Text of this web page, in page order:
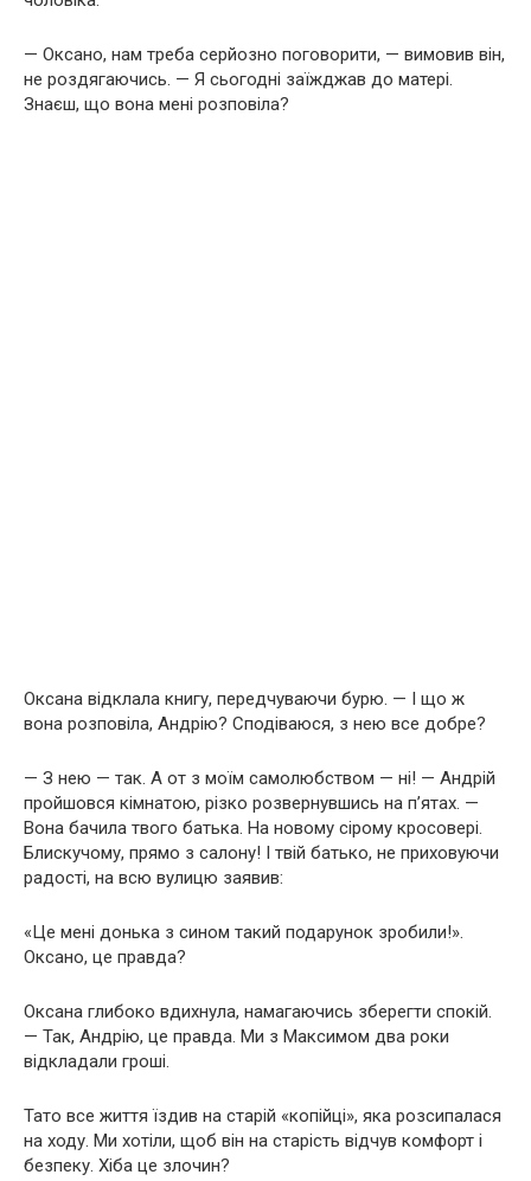
— Оксано, нам треба серйозно поговорити, — вимовив він,
не роздягаючись. — Я сьогодні заїжджав до матері.
Знаєш, що вона мені розповіла?
Оксана відклала книгу, передчуваючи бурю. — І що ж
вона розповіла, Андрію? Сподіваюся, з нею все добре?
— З нею — так. А от з моїм самолюбством — ні! — Андрій
пройшовся кімнатою, різко розвернувшись на п’ятах. —
Вона бачила твого батька. На новому сірому кросовері.
Блискучому, прямо з салону! І твій батько, не приховуючи
радості, на всю вулицю заявив:
«Це мені донька з сином такий подарунок зробили!».
Оксано, це правда?
Оксана глибоко вдихнула, намагаючись зберегти спокій.
— Так, Андрію, це правда. Ми з Максимом два роки
відкладали гроші.
Тато все життя їздив на старій «копійці», яка розсипалася
на ходу. Ми хотіли, щоб він на старість відчув комфорт і
безпеку. Хіба це злочин?